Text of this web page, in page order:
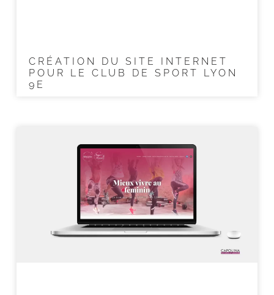
CRÉATION DU SITE INTERNET
POUR LE CLUB DE SPORT LYON
9E